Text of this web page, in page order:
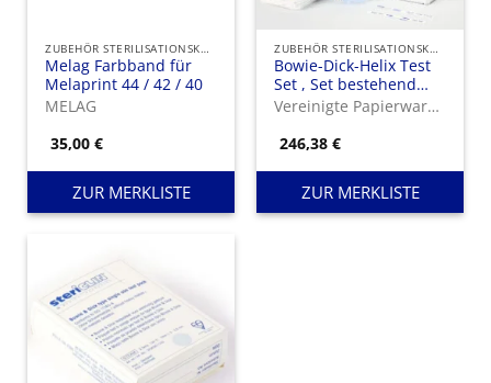
ZUBEHÖR STERILISATIONSKONTROLLE
Melag Farbband für
Melaprint 44 / 42 / 40
MELAG
35,00€
ZUR MERKLISTE
ZUBEHÖR STERILISATIONSKONTROLLE
Bowie-Dick-Helix Test
Set , Set bestehend
aus 1 Prüfkörper und
250 Indikatorstreifen
Vereinigte Papierwarenfabriken GmbH
246,38€
ZUR MERKLISTE